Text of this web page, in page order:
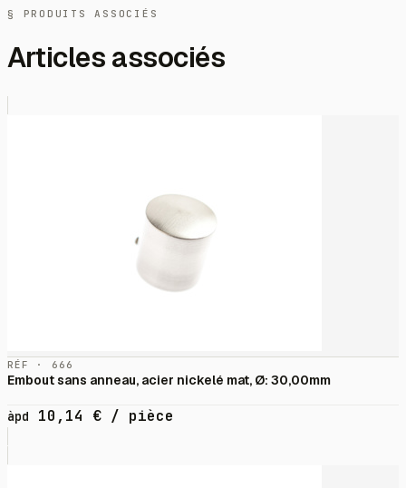
§ PRODUITS ASSOCIÉS
Articles associés
RÉF · 666
Embout sans anneau, acier nickelé mat, Ø: 30,00mm
àpd 10,14 € / pièce